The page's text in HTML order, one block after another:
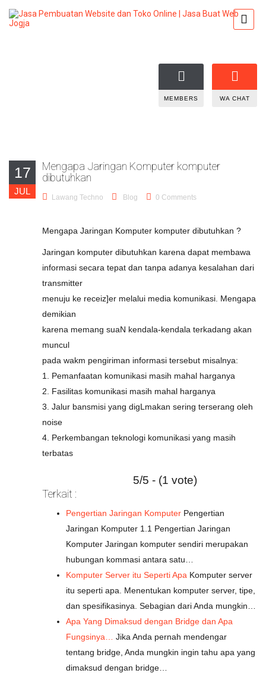
MEMBERS WA CHAT
17
JUL
Mengapa Jaringan Komputer komputer
dibutuhkan
Lawang Techno Blog 0 Comments
Mengapa Jaringan Komputer komputer dibutuhkan ?
Jaringan komputer dibutuhkan karena dapat membawa
informasi secara tepat dan tanpa adanya kesalahan dari
transmitter
menuju ke receiz]er melalui media komunikasi. Mengapa
demikian
karena memang suaN kendala-kendala terkadang akan
muncul
pada wakm pengiriman informasi tersebut misalnya:
1. Pemanfaatan komunikasi masih mahal harganya
2. Fasilitas komunikasi masih mahal harganya
3. Jalur bansmisi yang digLmakan sering terserang oleh
noise
4. Perkembangan teknologi komunikasi yang masih
terbatas
5/5 - (1 vote)
Terkait :
Pengertian Jaringan Komputer Pengertian
Jaringan Komputer 1.1 Pengertian Jaringan
Komputer Jaringan komputer sendiri merupakan
hubungan kommasi antara satu…
Komputer Server itu Seperti Apa Komputer server
itu seperti apa. Menentukan komputer server, tipe,
dan spesifikasinya. Sebagian dari Anda mungkin…
Apa Yang Dimaksud dengan Bridge dan Apa
Fungsinya…
Jika Anda pernah mendengar
tentang bridge, Anda mungkin ingin tahu apa yang
dimaksud dengan bridge…